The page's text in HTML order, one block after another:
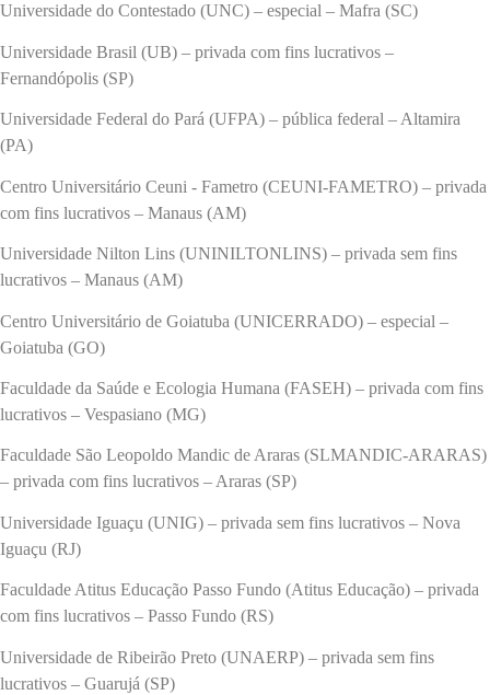
Universidade do Contestado (UNC) – especial – Mafra (SC)
Universidade Brasil (UB) – privada com fins lucrativos –
Fernandópolis (SP)
Universidade Federal do Pará (UFPA) – pública federal – Altamira
(PA)
Centro Universitário Ceuni - Fametro (CEUNI-FAMETRO) – privada
com fins lucrativos – Manaus (AM)
Universidade Nilton Lins (UNINILTONLINS) – privada sem fins
lucrativos – Manaus (AM)
Centro Universitário de Goiatuba (UNICERRADO) – especial –
Goiatuba (GO)
Faculdade da Saúde e Ecologia Humana (FASEH) – privada com fins
lucrativos – Vespasiano (MG)
Faculdade São Leopoldo Mandic de Araras (SLMANDIC-ARARAS)
– privada com fins lucrativos – Araras (SP)
Universidade Iguaçu (UNIG) – privada sem fins lucrativos – Nova
Iguaçu (RJ)
Faculdade Atitus Educação Passo Fundo (Atitus Educação) – privada
com fins lucrativos – Passo Fundo (RS)
Universidade de Ribeirão Preto (UNAERP) – privada sem fins
lucrativos – Guarujá (SP)